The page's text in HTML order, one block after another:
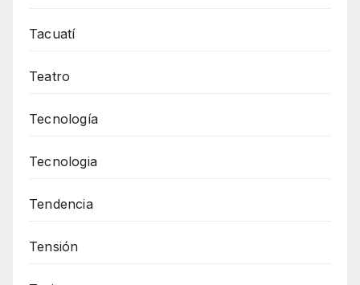
Tacuatí
Teatro
Tecnología
Tecnologia
Tendencia
Tensión